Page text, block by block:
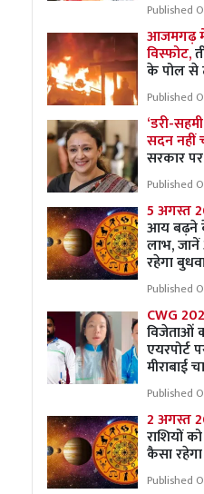
Published
आजमगढ़
विस्फोट,
के पोल से
Published
‘डरी-
सदन नहीं
सरकार
Published
5 अगस्त
आय बढ़ने
लाभ,
रहेगा
Published
CWG
विजेताओं
एयरपोर्ट
मीराबाई
Published
2 अगस्त
राशियों
कैसा
Published